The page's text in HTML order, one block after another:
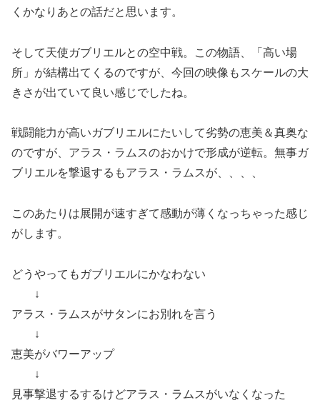
くかなりあとの話だと思います。
そして天使ガブリエルとの空中戦。この物語、「高い場
所」が結構出てくるのですが、今回の映像もスケールの大
きさが出ていて良い感じでしたね。
戦闘能力が高いガブリエルにたいして劣勢の恵美＆真奥な
のですが、アラス・ラムスのおかけで形成が逆転。無事ガ
ブリエルを撃退するもアラス・ラムスが、、、、
このあたりは展開が速すぎて感動が薄くなっちゃった感じ
がします。
どうやってもガブリエルにかなわない
↓
アラス・ラムスがサタンにお別れを言う
↓
恵美がバワーアップ
↓
見事撃退するするけどアラス・ラムスがいなくなった